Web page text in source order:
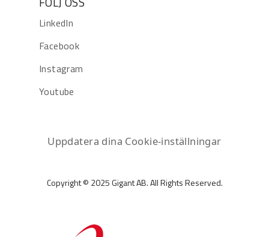
LinkedIn
Facebook
Instagram
Youtube
Uppdatera dina Cookie-inställningar
Copyright © 2025 Gigant AB. All Rights Reserved.